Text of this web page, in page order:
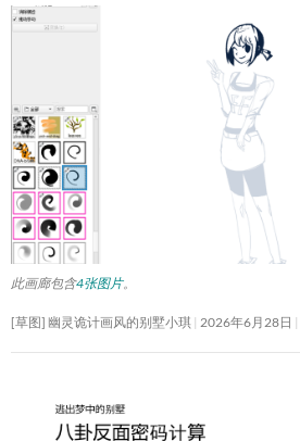
此画廊包含4张图片。
[草图] 幽灵诡计画风的别墅小琪 2026年6月28日